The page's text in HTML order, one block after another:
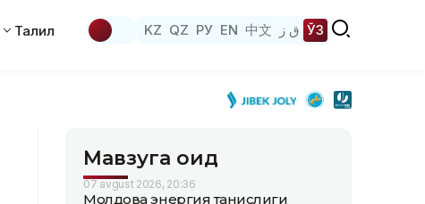
Таҳлил KZ QZ РУ EN 中文 ق ز ЎЗ
Мавзуга оид
07 avgust 2026, 20:36
Молдова энергия танқислиги